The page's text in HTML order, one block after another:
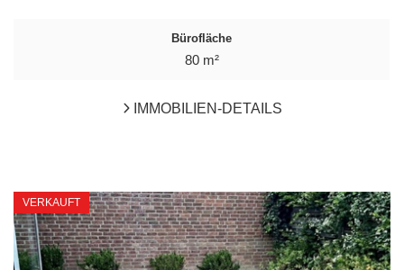
Bürofläche
80 m²
IMMOBILIEN-DETAILS
VERKAUFT